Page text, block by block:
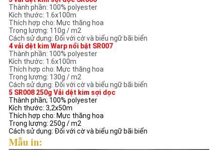
Thành phần: 100% polyester
Kích thước: 1.6x100m
Thích hợp cho: Mực thăng hoa
Trọng lượng: 110g / m2
Cách sử dụng: Đối với cờ và biểu ngữ bãi biển
4 vải dệt kim Warp nổi bật SR007
Thành phần: 100% polyester
Kích thước: 1.6x100m
Thích hợp cho: Mực thăng hoa
Trọng lượng: 130g / m2
Cách sử dụng: Đối với cờ và biểu ngữ bãi biển
5 SR008 250g Vải dệt kim sợi dọc
Thành phần; 100% polyester
Kích thước: 3,2x50m
Thích hợp cho: Mực thăng hoa
Trọng lượng: 250g / m2
Cách sử dụng: Đối với cờ và biểu ngữ bãi biển
Mẫu in: